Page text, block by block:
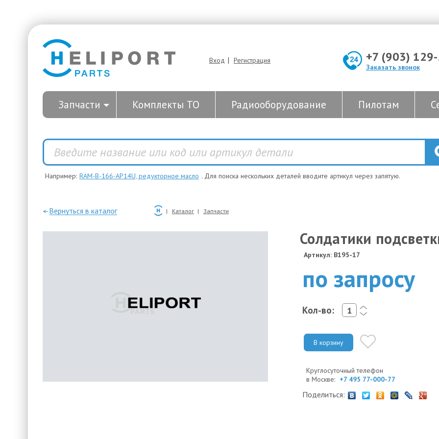
Вход | Регистрация +7 (903)
Заказать звонок
Запчасти Комплекты ТО Радиооборудование Пилотам
Например: RAM-B-166-AP14U, редукторное масло . Для поиска нескольких деталей вводите артикул через запятую.
—Вернуться в каталог Каталог Запчасти
Солдатики
Артикул: B195-17
по запросу
Кол-во:
<
>
В корзину
Круглосуточный телефон
в Москве: +7 495 77-000-77
Поделиться: